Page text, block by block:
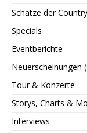
Schätze der
Specials
Eventberichte
Neuerscheinungen
Tour & Konzerte
Storys, Charts &
Interviews